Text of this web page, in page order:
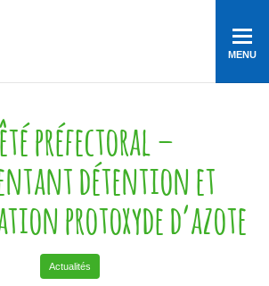
MENU
préfectoral –
détention et
protoxyde d’azote
Actualités